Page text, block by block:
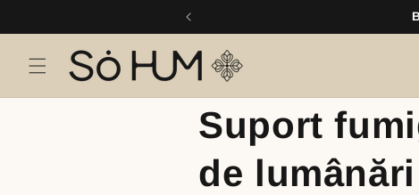
Suport
de